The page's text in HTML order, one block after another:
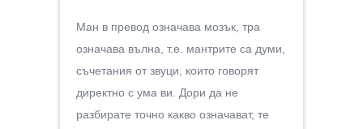
Ман в превод означава мозък, тра
означава вълна, т.е. мантрите са думи,
съчетания от звуци, които говорят
директно с ума ви. Дори да не
разбирате точно какво означават, те